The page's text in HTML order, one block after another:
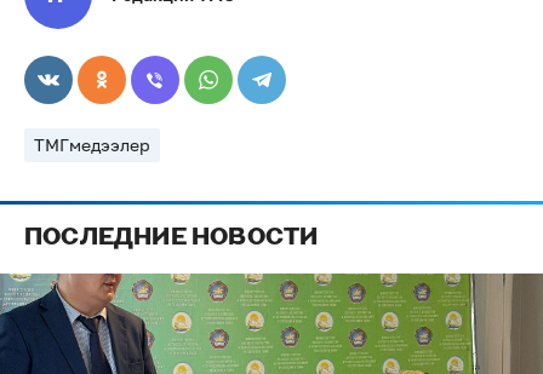
ТМГмедээлер
ПОСЛЕДНИЕ НОВОСТИ